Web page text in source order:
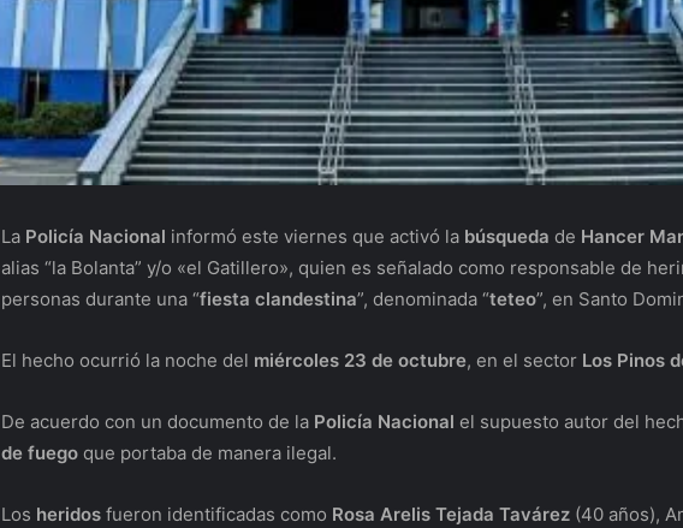
La Policía Nacional informó este viernes que activó la búsqueda de Hancer
alias “la Bolanta” y/o «el Gatillero», quien es señalado como responsable de
personas durante una “fiesta clandestina”, denominada “teteo”, en Santo
El hecho ocurrió la noche del miércoles 23 de octubre, en el sector Los Pinos
De acuerdo con un documento de la Policía Nacional el supuesto autor del
de fuego que portaba de manera ilegal.
Los heridos fueron identificadas como Rosa Arelis Tejada Tavárez (40 años),